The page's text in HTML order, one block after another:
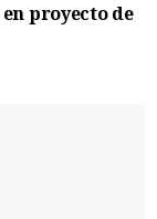
proyecto de